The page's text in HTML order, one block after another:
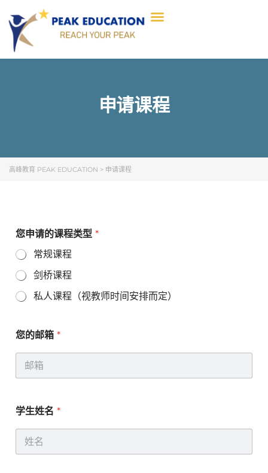
申请课程
高峰教育 PEAK EDUCATION > 申请课程
您申请的课程类型 *
常规课程
剑桥课程
私人课程（视教师时间安排而定）
u
/
s
未
出
您的邮箱 *
学生姓名 *